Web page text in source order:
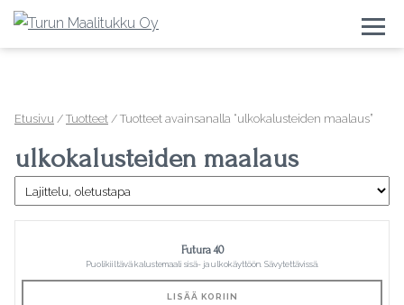
Etusivu / Tuotteet / Tuotteet avainsanalla “ulkokalusteiden maalaus”
ulkokalusteiden maalaus
Futura 40
Puolikiiltävä kalustemaali sisä- ja ulkokäyttöön. Sävytettävissä.
LISÄÄ KORIIN